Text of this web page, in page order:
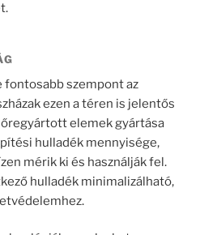
szempont az
ezen a téren is jelentős
elemek gyártása
hulladék mennyisége,
mérik ki és használják fel.
hulladék minimalizálható,